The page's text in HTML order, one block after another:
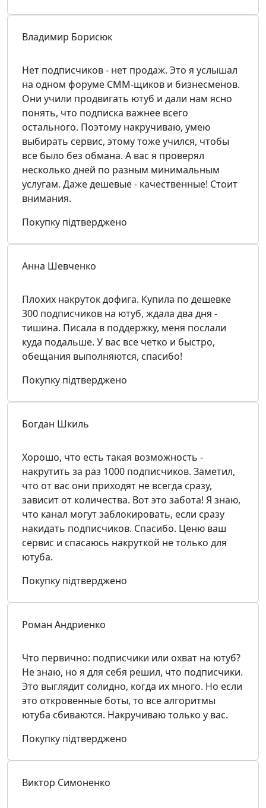
Владимир Борисюк
Нет подписчиков - нет продаж. Это я услышал
на одном форуме СММ-щиков и бизнесменов.
Они учили продвигать ютуб и дали нам ясно
понять, что подписка важнее всего
остального. Поэтому накручиваю, умею
выбирать сервис, этому тоже учился, чтобы
все было без обмана. А вас я проверял
несколько дней по разным минимальным
услугам. Даже дешевые - качественные! Стоит
внимания.
Покупку підтверджено
Анна Шевченко
Плохих накруток дофига. Купила по дешевке
300 подписчиков на ютуб, ждала два дня -
тишина. Писала в поддержку, меня послали
куда подальше. У вас все четко и быстро,
обещания выполняются, спасибо!
Покупку підтверджено
Богдан Шкиль
Хорошо, что есть такая возможность -
накрутить за раз 1000 подписчиков. Заметил,
что от вас они приходят не всегда сразу,
зависит от количества. Вот это забота! Я знаю,
что канал могут заблокировать, если сразу
накидать подписчиков. Спасибо. Ценю ваш
сервис и спасаюсь накруткой не только для
ютуба.
Покупку підтверджено
Роман Андриенко
Что первично: подписчики или охват на ютуб?
Не знаю, но я для себя решил, что подписчики.
Это выглядит солидно, когда их много. Но если
это откровенные боты, то все алгоритмы
ютуба сбиваются. Накручиваю только у вас.
Покупку підтверджено
Виктор Симоненко